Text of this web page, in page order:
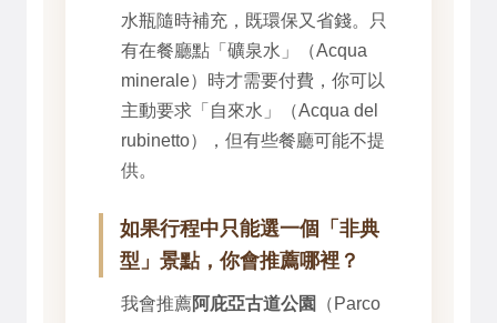
水瓶隨時補充，既環保又省錢。只
有在餐廳點「礦泉水」（Acqua
minerale）時才需要付費，你可以
主動要求「自來水」（Acqua del
rubinetto），但有些餐廳可能不提
供。
如果行程中只能選一個「非典
型」景點，你會推薦哪裡？
我會推薦阿庇亞古道公園
（Parco